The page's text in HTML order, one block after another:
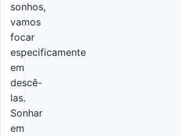
sonhos,
vamos
focar
especificamente
em
descê-
las.
Sonhar
em